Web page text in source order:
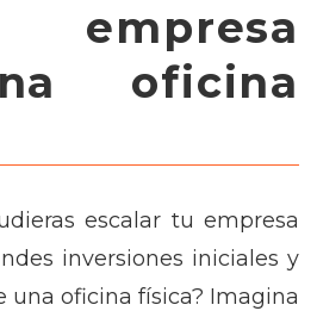
empresa
oficina
escalar tu empresa
inversiones iniciales y
una oficina física? Imagina